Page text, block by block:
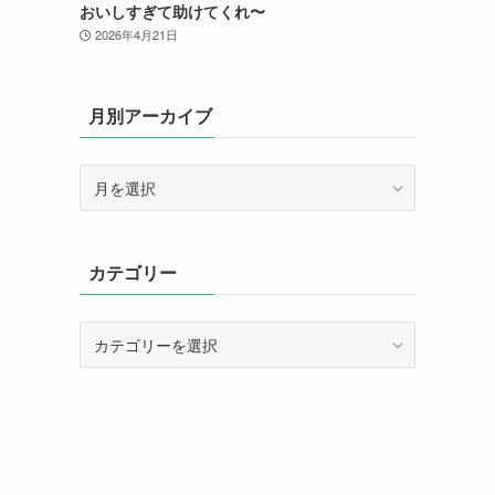
おいしすぎて助けてくれ〜
2026年4月21日
月別アーカイブ
カ
イ
ブ
カテゴリー